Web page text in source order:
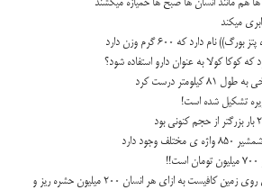
19- براي تخمين زدن حشره هاي روي زمين کافيست به ازاي هر انسان 200 ميليون حشره ريز و